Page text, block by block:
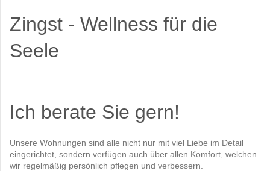
Zingst - Wellness für die
Seele
Ich berate Sie gern!
Unsere Wohnungen sind alle nicht nur mit viel Liebe im Detail
eingerichtet, sondern verfügen auch über allen Komfort, welchen
wir regelmäßig persönlich pflegen und verbessern.